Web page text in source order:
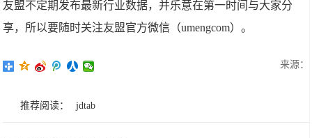
友盟不定期发布最新行业数据，并乐意在第一时间与大家分
享，所以要随时关注友盟官方微信（umengcom）。
来源：
推荐阅读： jdtab